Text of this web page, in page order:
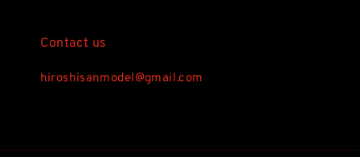
Contact us
hiroshisanmodel@gmail.com